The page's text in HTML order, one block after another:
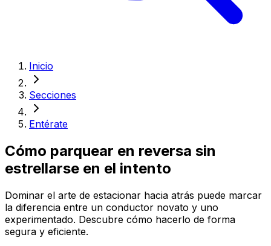
Inicio
Secciones
Entérate
Cómo parquear en reversa sin
estrellarse en el intento
Dominar el arte de estacionar hacia atrás puede marcar
la diferencia entre un conductor novato y uno
experimentado. Descubre cómo hacerlo de forma
segura y eficiente.